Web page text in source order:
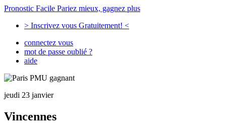
Pronostic Facile Pariez mieux, gagnez plus
> Inscrivez vous Gratuitement! <
connectez vous
mot de passe oublié ?
aide
jeudi 23 janvier
Vincennes